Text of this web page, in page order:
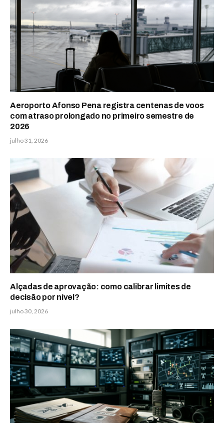
Aeroporto Afonso Pena registra centenas de voos
com atraso prolongado no primeiro semestre de
2026
julho 31, 2026
Alçadas de aprovação: como calibrar limites de
decisão por nível?
julho 30, 2026